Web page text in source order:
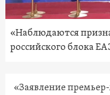
«Наблюдаются
российского блока
«Заявление